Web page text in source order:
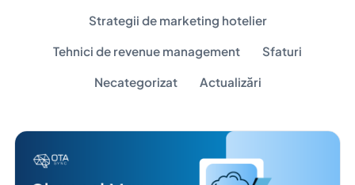
Strategii de marketing hotelier
Tehnici de revenue management Sfaturi
Necategorizat Actualizări